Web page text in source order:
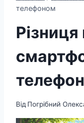
телефоном
Від Погрібний